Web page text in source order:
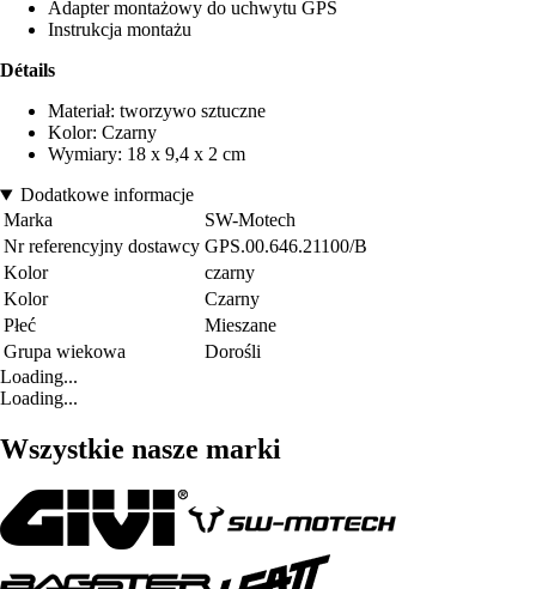
Adapter montażowy do uchwytu GPS
Instrukcja montażu
Détails
Materiał: tworzywo sztuczne
Kolor: Czarny
Wymiary: 18 x 9,4 x 2 cm
Dodatkowe informacje
Marka
SW-Motech
Nr referencyjny dostawcy GPS.00.646.21100/B
Kolor
czarny
Kolor
Czarny
Płeć
Mieszane
Grupa wiekowa
Dorośli
Loading...
Loading...
Wszystkie nasze marki